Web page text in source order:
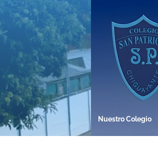
Nuestro Colegio